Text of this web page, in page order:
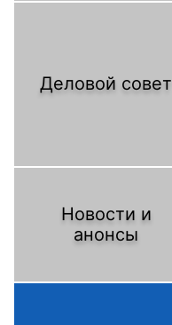
Деловой совет
Новости и
анонсы